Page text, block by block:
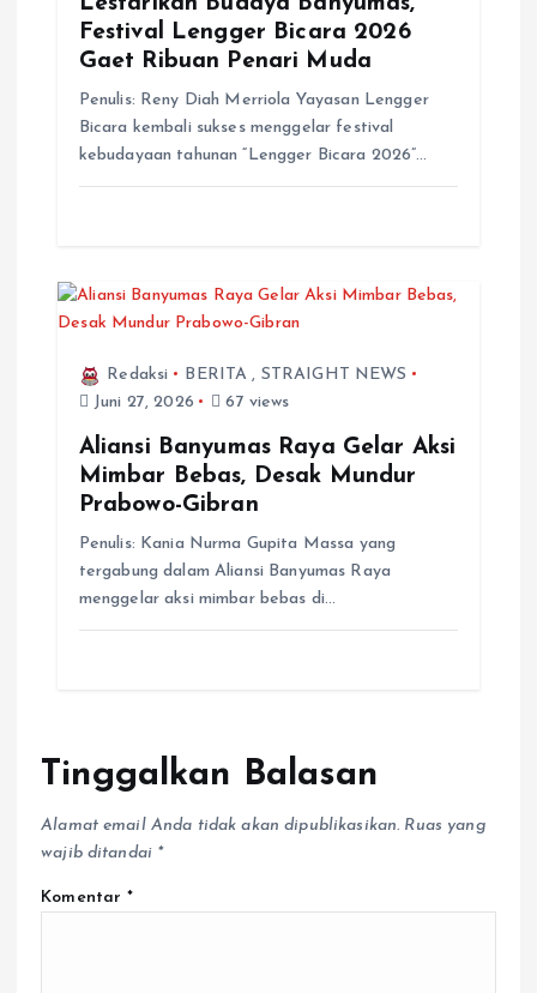
Festival Lengger Bicara 2026
Gaet Ribuan Penari Muda
Penulis: Reny Diah Merriola Yayasan Lengger
Bicara kembali sukses menggelar festival
kebudayaan tahunan “Lengger Bicara 2026”…
Redaksi BERITA , STRAIGHT NEWS
Juni 27, 2026
67 views
Aliansi Banyumas Raya Gelar Aksi
Mimbar Bebas, Desak Mundur
Prabowo-Gibran
Penulis: Kania Nurma Gupita Massa yang
tergabung dalam Aliansi Banyumas Raya
menggelar aksi mimbar bebas di…
Tinggalkan Balasan
Alamat email Anda tidak akan dipublikasikan. Ruas yang
wajib ditandai *
Komentar*